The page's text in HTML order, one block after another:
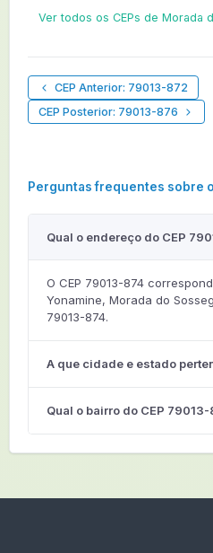
Ver todos os CEPs de Morada
CEP Anterior: 79013-872
CEP Posterior: 79013-876
Perguntas frequentes sobre
Qual o endereço do CEP
O CEP 79013-874
Yonamine, Morada do
79013-874.
A que cidade e estado
Qual o bairro do CEP 79013-